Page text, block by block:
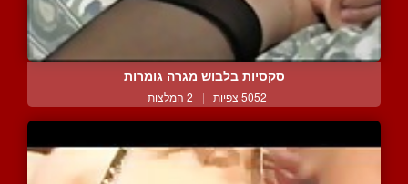
סקסיות בלבוש מגרה גומרות
5052 צפיות | 2 המלצות